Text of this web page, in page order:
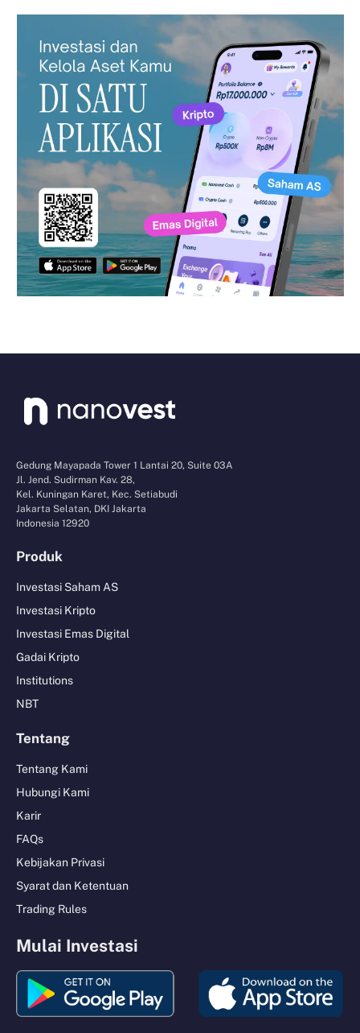
Gedung Mayapada Tower 1 Lantai 20, Suite 03A
Jl. Jend. Sudirman Kav. 28,
Kel. Kuningan Karet, Kec. Setiabudi
Jakarta Selatan, DKI Jakarta
Indonesia 12920
Produk
Investasi Saham AS
Investasi Kripto
Investasi Emas Digital
Gadai Kripto
Institutions
NBT
Tentang
Tentang Kami
Hubungi Kami
Karir
FAQs
Kebijakan Privasi
Syarat dan Ketentuan
Trading Rules
Mulai Investasi